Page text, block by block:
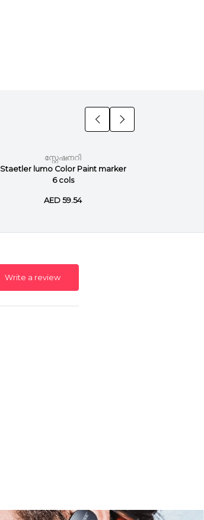
സ്റ്റേഷനറി
Staetler lumo Color Paint marker
6 cols
AED 59.54
Write a review